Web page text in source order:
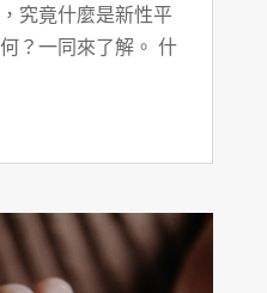
究竟什麼是新性平
？一同來了解。 什